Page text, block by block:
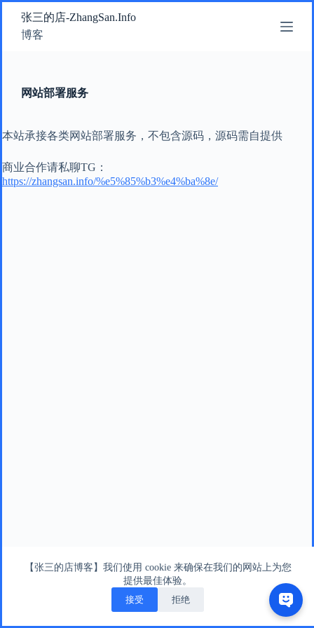
跳
过
内
【张三的店博客】我们使用 cookie 来确保在我们的网站上为您
提供最佳体验。
接受 拒绝
张三的店-ZhangSan.Info
博客
网站部署服务
本站承接各类网站部署服务，不包含源码，源码需自提供
商业合作请私聊TG：
https://zhangsan.info/%e5%85%b3%e4%ba%8e/